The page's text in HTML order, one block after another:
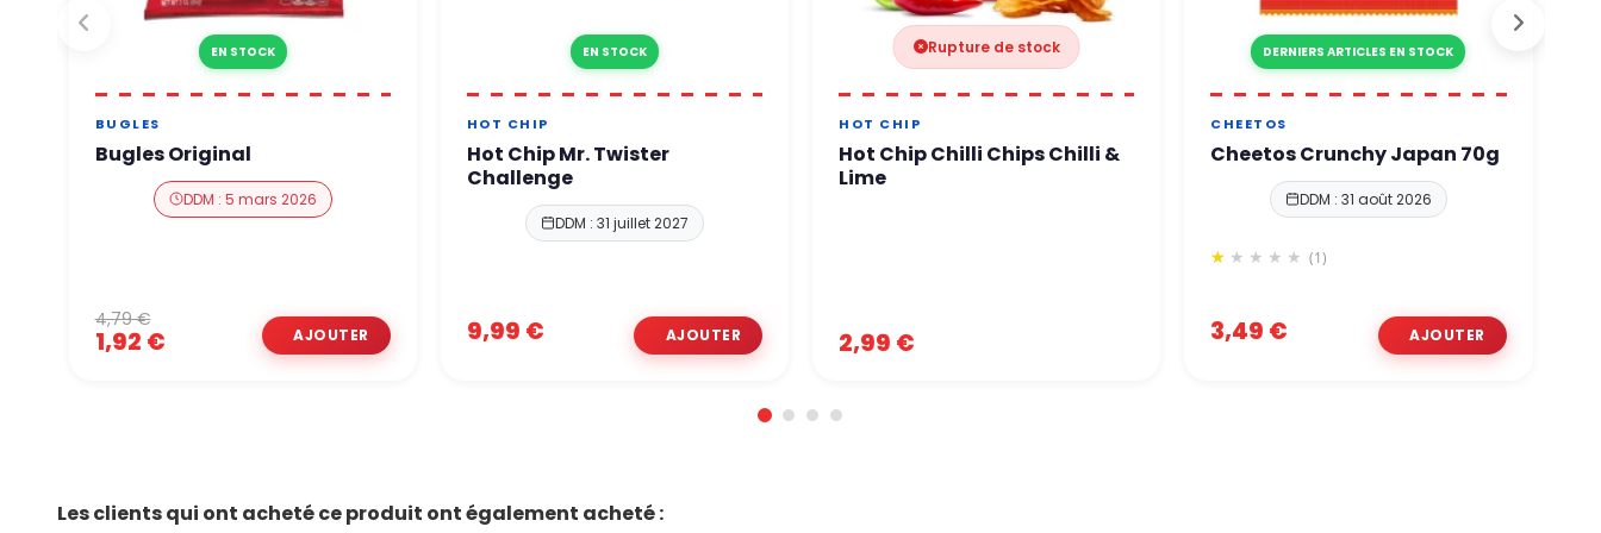
EN STOCK
BUGLES
Bugles Original
DDM : 5 mars 2026
1,92 €
4,79 €
EN STOCK
HOT CHIP
Hot Chip Mr. Twister
Challenge
DDM : 31 juillet 2027
9,99 €
Rupture de stock
HOT CHIP
Hot Chip Chilli Chips Chilli &
Lime
2,99 €
DERNIERS ARTICLES EN STOCK
CHEETOS
Cheetos Crunchy Japan 70g
DDM : 31 août 2026
(1)
3,49 €
Les clients qui ont acheté ce produit ont également acheté :